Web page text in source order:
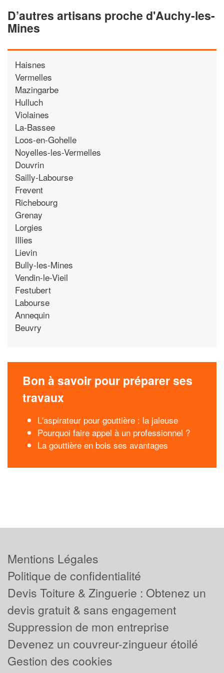
D’autres artisans proche d'Auchy-les-
Mines
Haisnes
Vermelles
Mazingarbe
Hulluch
Violaines
La-Bassee
Loos-en-Gohelle
Noyelles-les-Vermelles
Douvrin
Sailly-Labourse
Frevent
Richebourg
Grenay
Lorgies
Illies
Lievin
Bully-les-Mines
Vendin-le-Vieil
Festubert
Labourse
Annequin
Beuvry
Bon à savoir pour préparer ses
travaux
L'aspirateur pour gouttière : la jaleuse
Pourquoi faire appel à un professionnel ?
La gouttière en bois ses avantages
Mentions Légales
Politique de confidentialité
Devis Toiture & Zinguerie : Obtenez un
devis gratuit & sans engagement
Suppression de mon entreprise
Devenez un couvreur-zingueur étoilé
Gestion des cookies